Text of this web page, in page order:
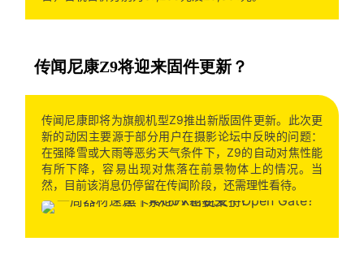
传闻尼康Z9将迎来固件更新？
传闻尼康即将为旗舰机型Z9推出新版固件更新。此次更
新的动因主要源于部分用户在摄影论坛中反映的问题：
在强降雪或大雨等恶劣天气条件下，Z9的自动对焦性能
有所下降，容易出现对焦落在前景物体上的情况。当
然，目前该消息仍停留在传闻阶段，还需理性看待。